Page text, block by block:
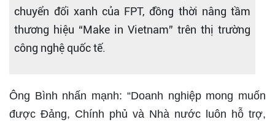
chuyển đổi xanh của FPT, đồng thời nâng tầm
thương hiệu “Make in Vietnam” trên thị trường
công nghệ quốc tế.
Ông Bình nhấn mạnh: “Doanh nghiệp mong muốn
được Đảng, Chính phủ và Nhà nước luôn hỗ trợ,